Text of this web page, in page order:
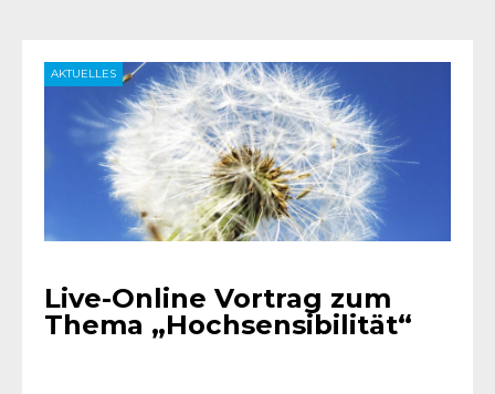
AKTUELLES
Live-Online Vortrag zum
Thema „Hochsensibilität“